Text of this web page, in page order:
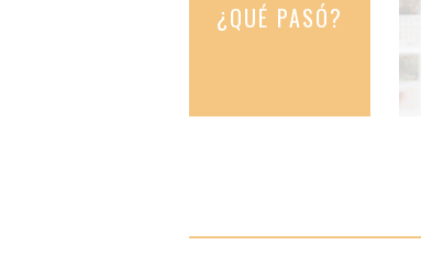
¿QUÉ PASÓ?